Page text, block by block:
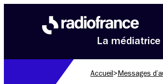
La médiatrice
Accueil > Messages